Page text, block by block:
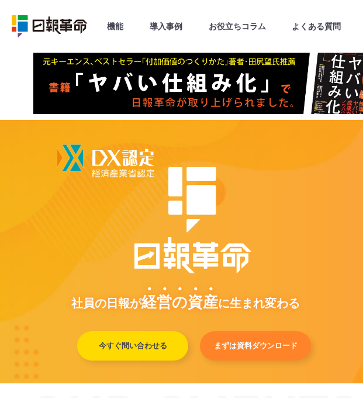
機能 導入事例 お役立ちコラム よくある質問
社員の日報が経営の資産に生まれ変わる
今すぐ問い合わせる まずは資料ダウンロード